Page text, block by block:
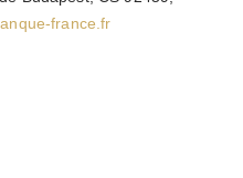
france.fr